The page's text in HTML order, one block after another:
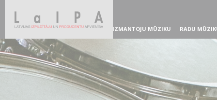
IZMANTOJU MŪZIKU RADU